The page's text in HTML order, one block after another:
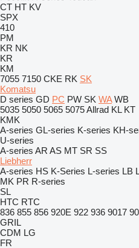
CT HT KV
SPX
410
PM
KR NK
KR
KM
7055 7150 CKE RK SK
Komatsu
D series GD PC PW SK WA WB
5035 5050 5065 5075Allrad KL KT
KMK
A-series GL-series K-series KH-
U-series
A-series AR AS MT SR SS
Liebherr
A-series HS K-Series L-series LB
MK PR R-series
SL
HTC RTC
836 855 856 920E 922 936 9017
GRIL
CDM LG
FR